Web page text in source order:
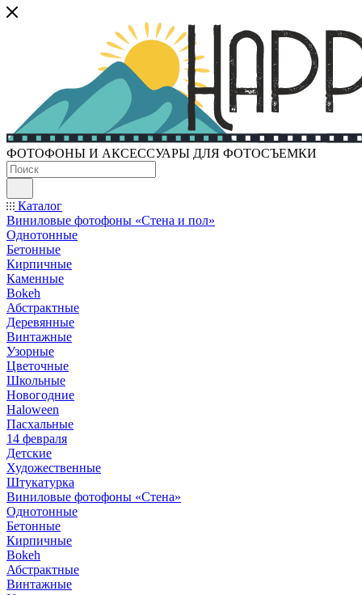
ФОТОФОНЫ И АКСЕССУАРЫ ДЛЯ ФОТОСЪЕМКИ
Каталог
Виниловые фотофоны «Стена и пол»
Однотонные
Бетонные
Кирпичные
Каменные
Bokeh
Абстрактные
Деревянные
Винтажные
Узорные
Цветочные
Школьные
Новогодние
Haloween
Пасхальные
14 февраля
Детские
Художественные
Штукатурка
Виниловые фотофоны «Стена»
Однотонные
Бетонные
Кирпичные
Bokeh
Абстрактные
Винтажные